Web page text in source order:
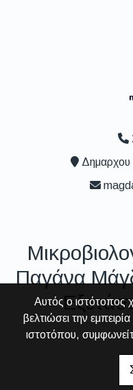
Δημαρχου
Παγάνα
Αυτός ο ιστότοπος
βελτιώσει την
ιστοτόπου,